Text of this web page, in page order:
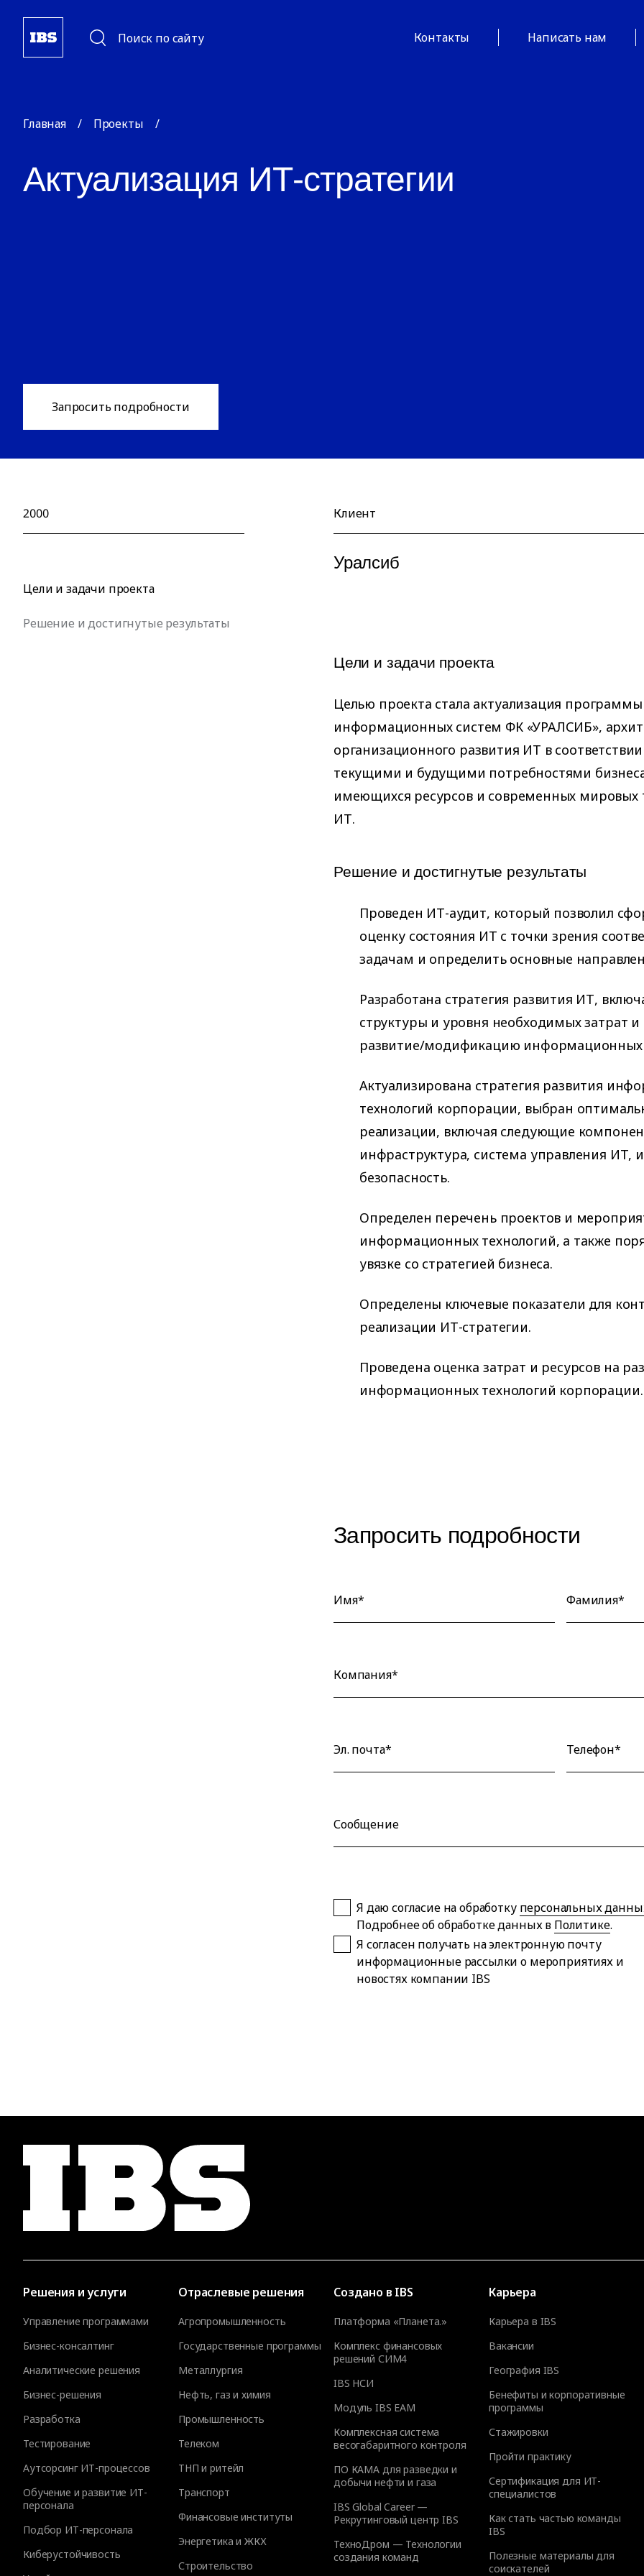
Поиск по сайту Контакты Написать нам
Главная / Проекты /
Актуализация ИТ-стратегии
Запросить подробности
2000
Цели и задачи проекта
Решение и достигнутые результаты
Клиент
Уралсиб
Цели и задачи проекта
Целью проекта стала актуализация
информационных систем ФК «УРАЛСИБ»,
организационного развития ИТ в
текущими и будущими потребностями
имеющихся ресурсов и современных мировых
ИТ.
Решение и достигнутые результаты
Проведен ИТ-аудит, который позволил
оценку состояния ИТ с точки зрения
задачам и определить основные
Разработана стратегия развития ИТ,
структуры и уровня необходимых затрат и
развитие/модификацию информационных
Актуализирована стратегия развития
технологий корпорации, выбран
реализации, включая следующие
инфраструктура, система управления ИТ,
безопасность.
Определен перечень проектов и
информационных технологий, а также
увязке со стратегией бизнеса.
Определены ключевые показатели для
реализации ИТ-стратегии.
Проведена оценка затрат и ресурсов на
информационных технологий корпорации.
Запросить подробности
Имя* Фамилия*
Компания*
Эл. почта* Телефон*
Сообщение
Я даю согласие на обработку персональных
Подробнее об обработке данных в Политике.
Я согласен получать на электронную почту
информационные рассылки о мероприятиях и
новостях компании IBS
Решения и услуги
Управление программами
Бизнес-консалтинг
Аналитические решения
Бизнес-решения
Разработка
Тестирование
Аутсорсинг ИТ-процессов
Обучение и развитие ИТ-
персонала
Подбор ИТ-персонала
Киберустойчивость
Отраслевые решения
Агропромышленность
Государственные программы
Металлургия
Нефть, газ и химия
Промышленность
Телеком
ТНП и ритейл
Транспорт
Финансовые институты
Энергетика и ЖКХ
Строительство
Создано в IBS
Платформа «Планета.»
Комплекс финансовых
решений СИМ4
IBS НСИ
Модуль IBS EAM
Комплексная система
весогабаритного контроля
ПО КАМА для разведки и
добычи нефти и газа
IBS Global Career —
Рекрутинговый центр IBS
ТехноДром — Технологии
создания команд
Карьера
Карьера в IBS
Вакансии
География IBS
Бенефиты и корпоративные
программы
Стажировки
Пройти практику
Сертификация для ИТ-
специалистов
Как стать частью команды
IBS
Полезные материалы для
соискателей